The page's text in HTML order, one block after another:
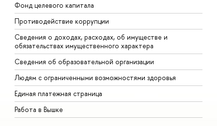
Фонд целевого капитала
Противодействие коррупции
Сведения о доходах, расходах, об имуществе и
обязательствах имущественного характера
Сведения об образовательной организации
Людям с ограниченными возможностями здоровья
Единая платежная страница
Работа в Вышке